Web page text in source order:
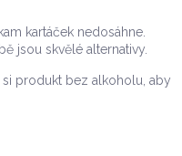
kartáček nedosáhne.
jsou skvělé alternativy.
produkt bez alkoholu, aby